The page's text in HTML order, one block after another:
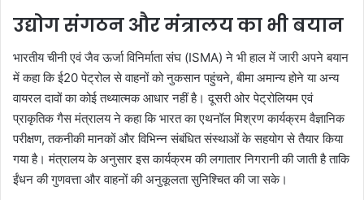
उद्योग संगठन और मंत्रालय का भी बयान
भारतीय चीनी एवं जैव ऊर्जा विनिर्माता संघ (ISMA) ने भी हाल में जारी अपने बयान
में कहा कि ई20 पेट्रोल से वाहनों को नुकसान पहुंचने, बीमा अमान्य होने या अन्य
वायरल दावों का कोई तथ्यात्मक आधार नहीं है। दूसरी ओर पेट्रोलियम एवं
प्राकृतिक गैस मंत्रालय ने कहा कि भारत का एथनॉल मिश्रण कार्यक्रम वैज्ञानिक
परीक्षण, तकनीकी मानकों और विभिन्न संबंधित संस्थाओं के सहयोग से तैयार किया
गया है। मंत्रालय के अनुसार इस कार्यक्रम की लगातार निगरानी की जाती है ताकि
ईंधन की गुणवत्ता और वाहनों की अनुकूलता सुनिश्चित की जा सके।